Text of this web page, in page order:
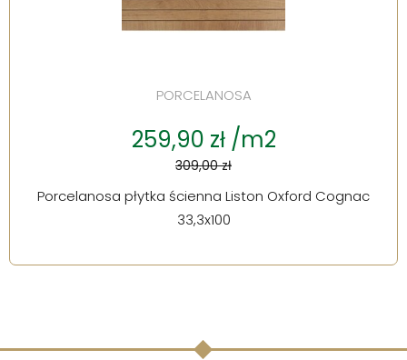
PORCELANOSA
259,90 zł /m2
309,00 zł
Porcelanosa płytka ścienna Liston Oxford Cognac
33,3x100